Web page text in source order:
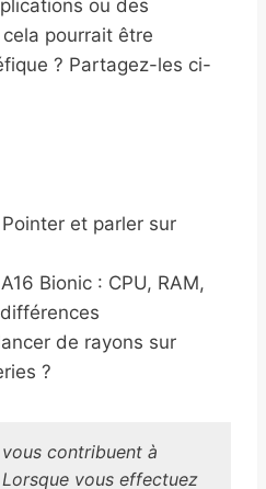
ou des
pourrait être
? Partagez-les ci-
et parler sur
Bionic : CPU, RAM,
de rayons sur
?
contribuent à
vous effectuez